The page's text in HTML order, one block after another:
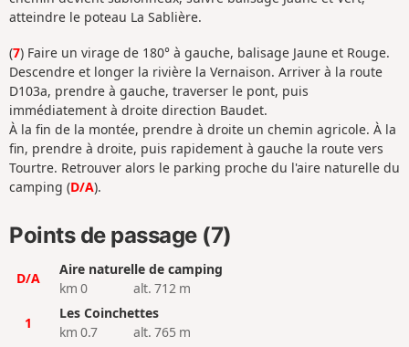
atteindre le poteau La Sablière.
(7) Faire un virage de 180° à gauche, balisage Jaune et Rouge.
Descendre et longer la rivière la Vernaison. Arriver à la route
D103a, prendre à gauche, traverser le pont, puis
immédiatement à droite direction Baudet.
À la fin de la montée, prendre à droite un chemin agricole. À la
fin, prendre à droite, puis rapidement à gauche la route vers
Tourtre. Retrouver alors le parking proche du l'aire naturelle du
camping (D/A).
Points de passage (7)
D/A
Aire naturelle de camping
km 0
alt. 712 m
1
Les Coinchettes
km 0.7
alt. 765 m